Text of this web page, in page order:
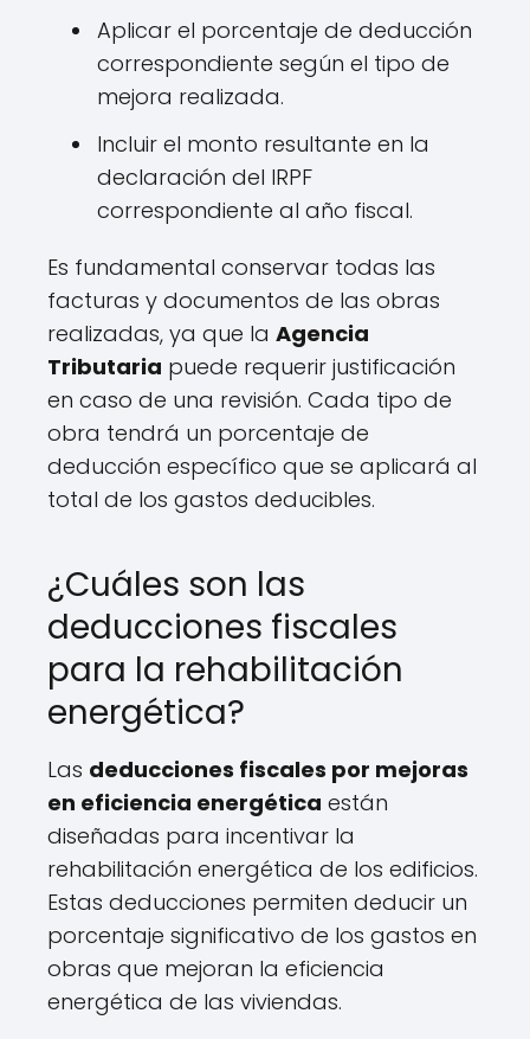
Aplicar el porcentaje de deducción
correspondiente según el tipo de
mejora realizada.
Incluir el monto resultante en la
declaración del IRPF
correspondiente al año fiscal.
Es fundamental conservar todas las
facturas y documentos de las obras
realizadas, ya que la Agencia
Tributaria puede requerir justificación
en caso de una revisión. Cada tipo de
obra tendrá un porcentaje de
deducción específico que se aplicará al
total de los gastos deducibles.
¿Cuáles son las
deducciones fiscales
para la rehabilitación
energética?
Las deducciones fiscales por mejoras
en eficiencia energética están
diseñadas para incentivar la
rehabilitación energética de los edificios.
Estas deducciones permiten deducir un
porcentaje significativo de los gastos en
obras que mejoran la eficiencia
energética de las viviendas.